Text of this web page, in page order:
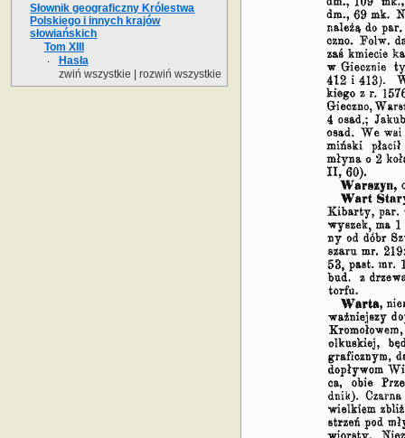
Słownik geograficzny Królestwa
Polskiego i innych krajów
słowiańskich
Tom XIII
Hasła
zwiń wszystkie
rozwiń wszystkie